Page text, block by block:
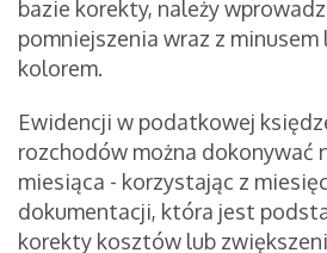
bazie korekty, należy
pomniejszenia wraz z minusem
kolorem.
Ewidencji w podatkowej
rozchodów można dokonywać
miesiąca - korzystając z
dokumentacji, która jest
korekty kosztów lub